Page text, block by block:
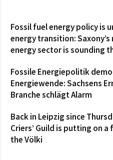
Fossil fuel energy policy is
energy transition:
energy sector is sounding
Fossile Energiepolitik
Energiewende: Sachsens
Branche schlägt Alarm
Back in Leipzig since
Criers’ Guild is putting on
the Völki